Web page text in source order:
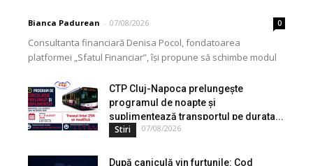
Bianca Padurean - 07/08/2026 0
Consultanta financiară Denisa Pocol, fondatoarea
platformei „Sfatul Financiar”, își propune să schimbe modul
de peste...
CTP Cluj-Napoca prelungește
programul de noapte și
suplimentează transportul pe durata...
Stiri 07/08/2026
După caniculă vin furtunile: Cod